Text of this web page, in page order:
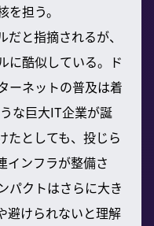
担う。
と指摘されるが、
に酷似している。ド
ーネットの普及は着
な巨大IT企業が誕
たとしても、投じら
インフラが整備さ
パクトはさらに大き
避けられないと理解